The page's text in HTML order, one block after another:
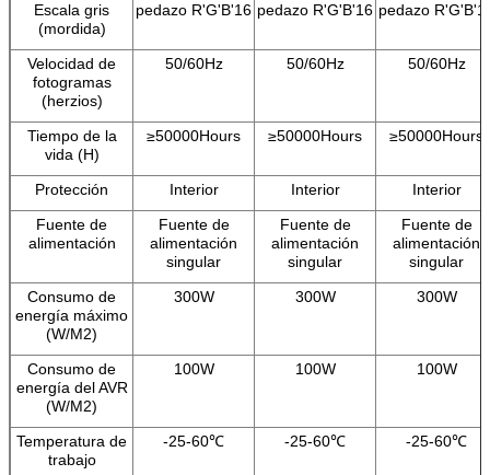
Escala gris
(mordida)
pedazo R'G'B'16 pedazo R'G'B'16 pedazo
Velocidad de
fotogramas
(herzios)
50/60Hz 50/60Hz 50/60Hz
Tiempo de la
vida (H)
≥50000Hours ≥50000Hours ≥50000Hours
Protección Interior Interior
Interior
Fuente de
alimentación
Fuente de
alimentación
singular
Fuente de
alimentación
singular
Fuente de
alimentación
singular
Consumo de
energía máximo
(W/M2)
300W 300W 300W
Consumo de
energía del AVR
(W/M2)
100W 100W 100W
Temperatura de
trabajo
-25-60℃ -25-60℃ -25-60℃